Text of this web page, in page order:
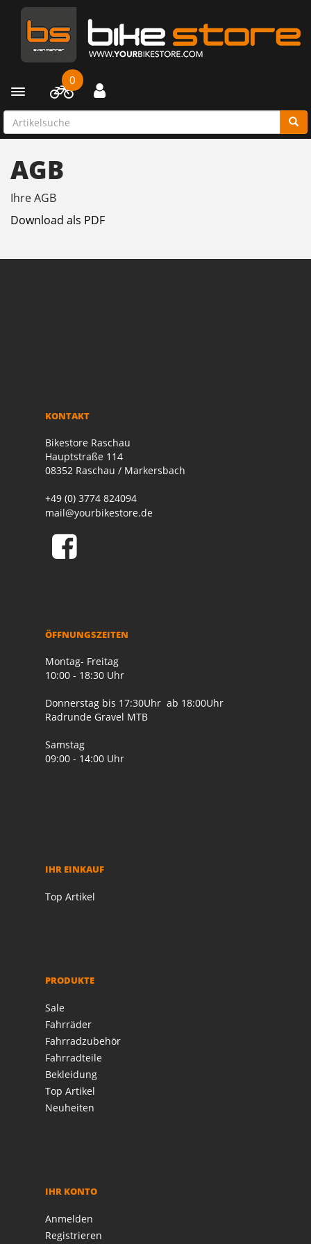
Toggle navigation
0
AGB
Ihre AGB
Download als PDF
KONTAKT
Bikestore Raschau
Hauptstraße 114
08352 Raschau / Markersbach
+49 (0) 3774 824094
mail@yourbikestore.de
ÖFFNUNGSZEITEN
Montag- Freitag
10:00 - 18:30 Uhr
Donnerstag bis 17:30Uhr ab 18:00Uhr
Radrunde Gravel MTB
Samstag
09:00 - 14:00 Uhr
IHR EINKAUF
Top Artikel
PRODUKTE
Sale
Fahrräder
Fahrradzubehör
Fahrradteile
Bekleidung
Top Artikel
Neuheiten
IHR KONTO
Anmelden
Registrieren